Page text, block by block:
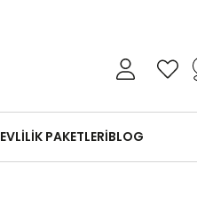
EVLİLİK PAKETLERİBLOG